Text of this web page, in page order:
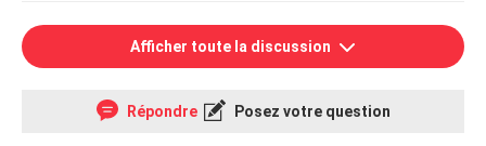
Afficher toute la discussion
Répondre Posez votre question